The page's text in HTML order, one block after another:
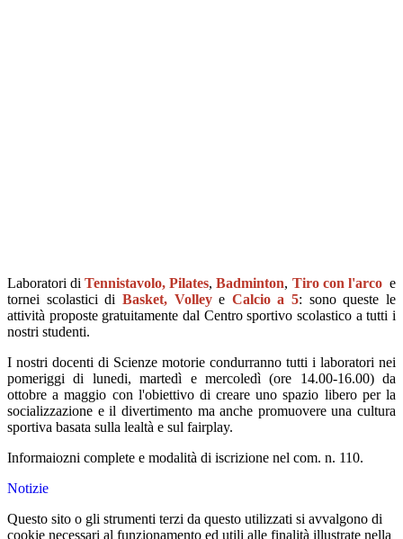
Laboratori diTennistavolo, Pilates,Badminton, Tiro con l'arcoe
tornei scolastici di Basket, Volleye Calcio a 5: sono queste le
attività proposte gratuitamente dal Centro sportivo scolastico a tutti i
nostri studenti.
I nostri docenti di Scienze motorie condurranno tutti i laboratori nei
pomeriggi di lunedi, martedì e mercoledì (ore 14.00-16.00) da
ottobre a maggio con l'obiettivo di creare uno spazio libero per la
socializzazione e il divertimento ma anche promuovere una cultura
sportiva basata sulla lealtà e sul fairplay.
Informaiozni complete e modalità di iscrizione nel com. n. 110.
Notizie
Questo sito o gli strumenti terzi da questo utilizzati si avvalgono di
cookie necessari al funzionamento ed utili alle finalità illustrate nella